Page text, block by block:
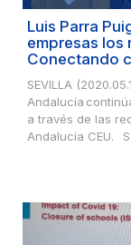
Luis Parra
empresas los
Conectando
SEVILLA
Andalucía
a través de las
Andalucía CEU.